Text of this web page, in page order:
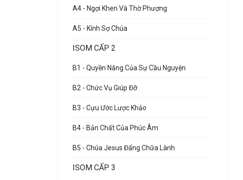
A4 - Ngợi Khen Và Thờ Phượng
A5 - Kính Sợ Chúa
ISOM CẤP 2
B1 - Quyền Năng Của Sự Cầu Nguyện
B2 - Chức Vụ Giúp Đỡ
B3 - Cựu Ước Lược Khảo
B4 - Bản Chất Của Phúc Âm
B5 - Chúa Jesus Đấng Chữa Lành
ISOM CẤP 3